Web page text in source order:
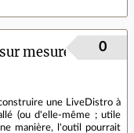
mesure 0
une LiveDistro à
(ou d'elle-même ; utile
manière, l'outil pourrait